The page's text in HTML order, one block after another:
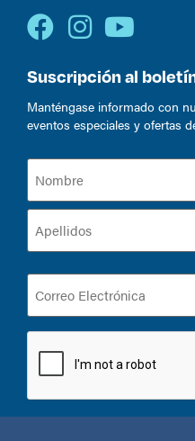
Suscripción al
Manténgase informado con
eventos especiales y ofertas
Nombre
(Required)
Correo
Electrónica
CAPTCHA